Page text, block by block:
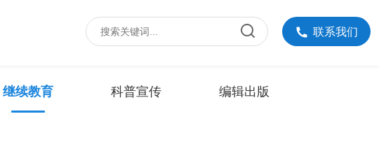
联系我们
继续教育 科普宣传 编辑出版